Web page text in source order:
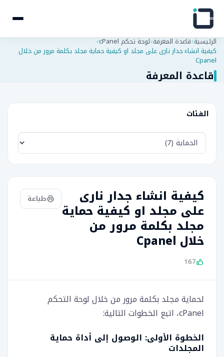
الرئيسية قاعدة المعرفة لوحة تحكم cPanel
كیفیة انشاء جدار نارى على مجلد او كیفیة حمایة مجلد بكلمة مرور من خلال
Cpanel
قاعدة المعرفة
الفئات
كیفیة انشاء جدار نارى
على مجلد او كیفیة حمایة
مجلد بكلمة مرور من
خلال Cpanel
طباعة
167
لحماية مجلد بكلمة مرور من خلال لوحة التحكم
cPanel، اتبع الخطوات التالية:
الخطوة الأولى: الوصول إلى أداة حماية
المجلدات